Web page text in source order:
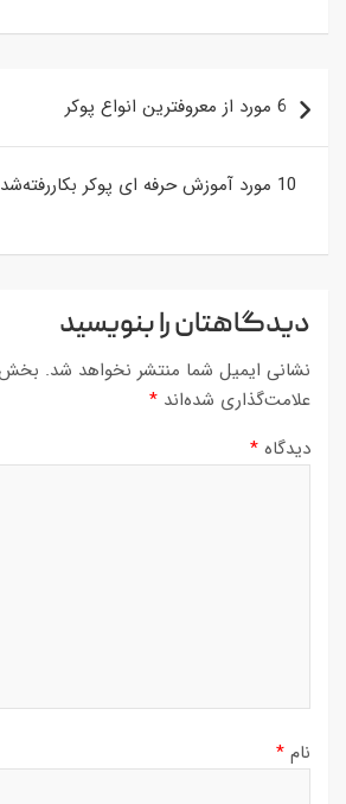
نوشته
6 مورد از معروفترین انواع پوکر
10 مورد آموزش حرفه ای پوکر
دیدگاهتان را بنویسید
نشانی ایمیل شما منتشر نخواهد شد.
علامت‌گذاری شده‌اند *
دیدگاه *
نام *